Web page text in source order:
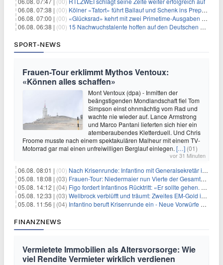
06.08. 07:38 | (00) Kölner «Tatort» führt Ballauf und Schenk ins Prepper-Milieu
06.08. 07:00 | (00) «Glücksrad» kehrt mit zwei Primetime-Ausgaben zurück
06.08. 06:38 | (00) 15 Nachwuchstalente hoffen auf den Deutschen Radiopreis
SPORT-NEWS
Frauen-Tour erklimmt Mythos Ventoux:
«Können alles schaffen»
Mont Ventoux (dpa) - Inmitten der
beängstigenden Mondlandschaft fiel Tom
Simpson einst ohnmächtig vom Rad und
wachte nie wieder auf. Lance Armstrong
und Marco Pantani lieferten sich hier ein
atemberaubendes Kletterduell. Und Chris
Froome musste nach einem spektakulären Malheur mit einem TV-
Motorrad gar mal einen unfreiwilligen Berglauf einlegen. […] (01)
vor 31 Minuten
06.08. 08:01 | (00) Nach Krisenrunde: Infantino mit Generalsekretär im Stadion
05.08. 18:08 | (03) Frauen-Tour: Niedermaier nun Vierte der Gesamtwertung
05.08. 14:12 | (04) Figo fordert Infantinos Rücktritt: «Er sollte gehen. Jetzt»
05.08. 12:33 | (03) Wellbrock verblüfft und träumt: Zweites EM-Gold in Paris
05.08. 11:56 | (04) Infantino beruft Krisenrunde ein - Neue Vorwürfe gegen FIFA
FINANZNEWS
Vermietete Immobilien als Altersvorsorge: Wie
viel Rendite Vermieter wirklich verdienen